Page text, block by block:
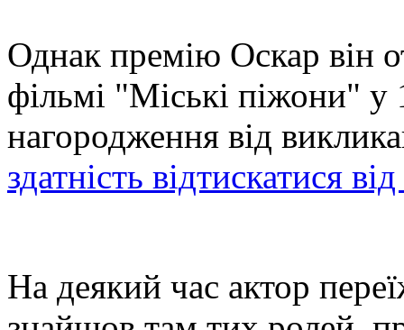
Однак премію Оскар він
фільмі "Міські піжони" у
нагородження від
здатність відтискатися
На деякий час актор